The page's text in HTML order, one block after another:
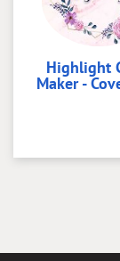
Highlight
Maker -